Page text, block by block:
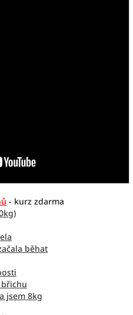
- kurz zdarma
běhat
jsem 8kg